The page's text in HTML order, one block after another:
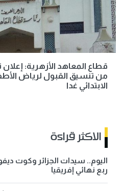
قطاع المعاهد الأزهرية: إعلان
من تنسيق القبول لرياض
الابتدائي غدا
الاكثر قراءة
اليوم.. سيدات الجزائر وكوت
ربع نهائي إفريقيا